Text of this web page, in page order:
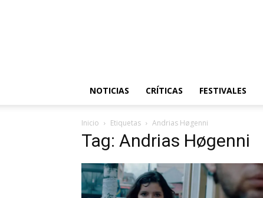
NOTICIAS CRÍTICAS FESTIVALES
Inicio Etiquetas Andrias Høgenni
Tag: Andrias Høgenni